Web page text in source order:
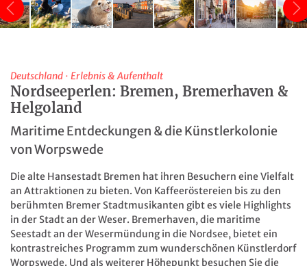
Deutschland · Erlebnis & Aufenthalt
Nordseeperlen: Bremen, Bremerhaven &
Helgoland
Maritime Entdeckungen & die Künstlerkolonie
von Worpswede
Die alte Hansestadt Bremen hat ihren Besuchern eine Vielfalt
an Attraktionen zu bieten. Von Kaffeeröstereien bis zu den
berühmten Bremer Stadtmusikanten gibt es viele Highlights
in der Stadt an der Weser. Bremerhaven, die maritime
Seestadt an der Wesermündung in die Nordsee, bietet ein
kontrastreiches Programm zum wunderschönen Künstlerdorf
Worpswede. Und als weiterer Höhepunkt besuchen Sie die